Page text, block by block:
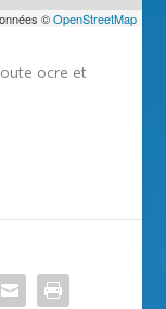
©OpenStreetMap
ocre et